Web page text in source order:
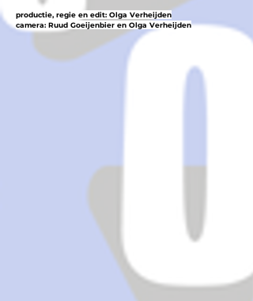
productie, regie en edit: Olga Verheijden
camera: Ruud Goeijenbier en Olga Verheijden